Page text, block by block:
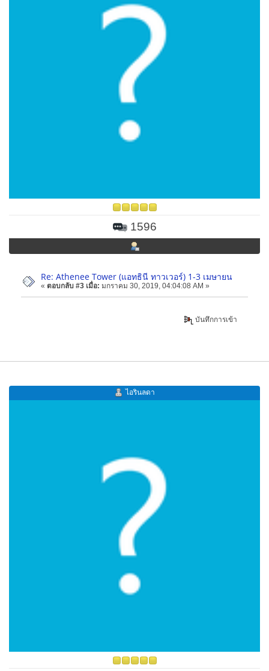
1596
Re: Athenee Tower (แอทธินี ทาวเวอร์) 1-3 เมษายน
« ตอบกลับ #3 เมื่อ: มกราคม 30, 2019, 04:04:08 AM »
บันทึกการเข้า
ไอรินลดา